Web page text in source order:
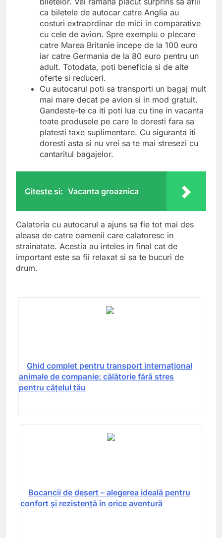
ca biletele de autocar catre Anglia au
costuri extraordinar de mici in comparative
cu cele de avion. Spre exemplu o plecare
catre Marea Britanie incepe de la 100 euro
iar catre Germania de la 80 euro pentru un
adult. Totodata, poti beneficia si de alte
oferte si reduceri.
Cu autocarul poti sa transporti un bagaj mult
mai mare decat pe avion si in mod gratuit.
Gandeste-te ca iti poti lua cu tine in vacanta
toate produsele pe care le doresti fara sa
platesti taxe suplimentare. Cu siguranta iti
doresti asta si nu vrei sa te mai stresezi cu
cantaritul bagajelor.
Citeste si: Vacanta groaznica
Calatoria cu autocarul a ajuns sa fie tot mai des
aleasa de catre oamenii care calatoresc in
strainatate. Acestia au inteles in final cat de
important este sa fii relaxat si sa te bucuri de
drum.
Ghid complet pentru transport internațional
animale de companie: călătorie fără stres
pentru cățelul tău
Bocancii de deșert – alegerea ideală pentru
confort și rezistență în orice aventură